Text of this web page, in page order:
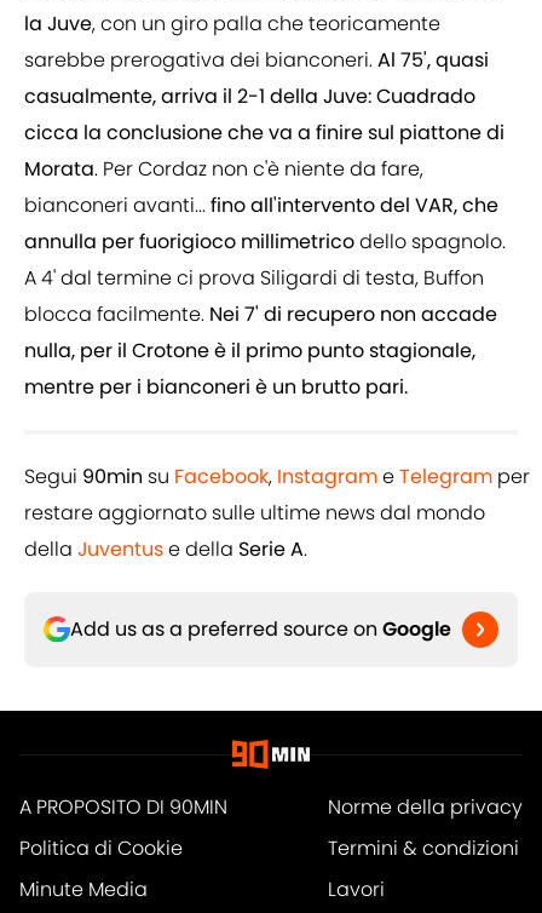
la Juve, con un giro palla che teoricamente
sarebbe prerogativa dei bianconeri.Al 75', quasi
casualmente, arriva il 2-1 della Juve: Cuadrado
cicca la conclusione che va a finire sul piattone di
Morata. Per Cordaz non c'è niente da fare,
bianconeri avanti...fino all'intervento del VAR, che
annulla per fuorigioco millimetricodello spagnolo.
A 4' dal termine ci prova Siligardi di testa, Buffon
blocca facilmente. Nei 7' di recupero non accade
nulla, per il Crotone è il primo punto stagionale,
mentre per i bianconeri è un brutto pari.
Segui 90min su Facebook, InstagrameTelegram per
restare aggiornato sulle ultime news dal mondo
della Juventuse della Serie A.
Add us as a preferred source on Google
A PROPOSITO DI 90MIN
Norme della privacy
Politica di Cookie
Termini & condizioni
Minute Media
Lavori